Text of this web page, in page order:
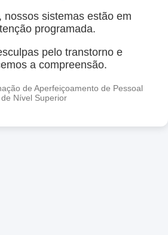
nossos sistemas estão em
programada.
pelo transtorno e
a compreensão.
de Aperfeiçoamento de Pessoal
de Nível Superior